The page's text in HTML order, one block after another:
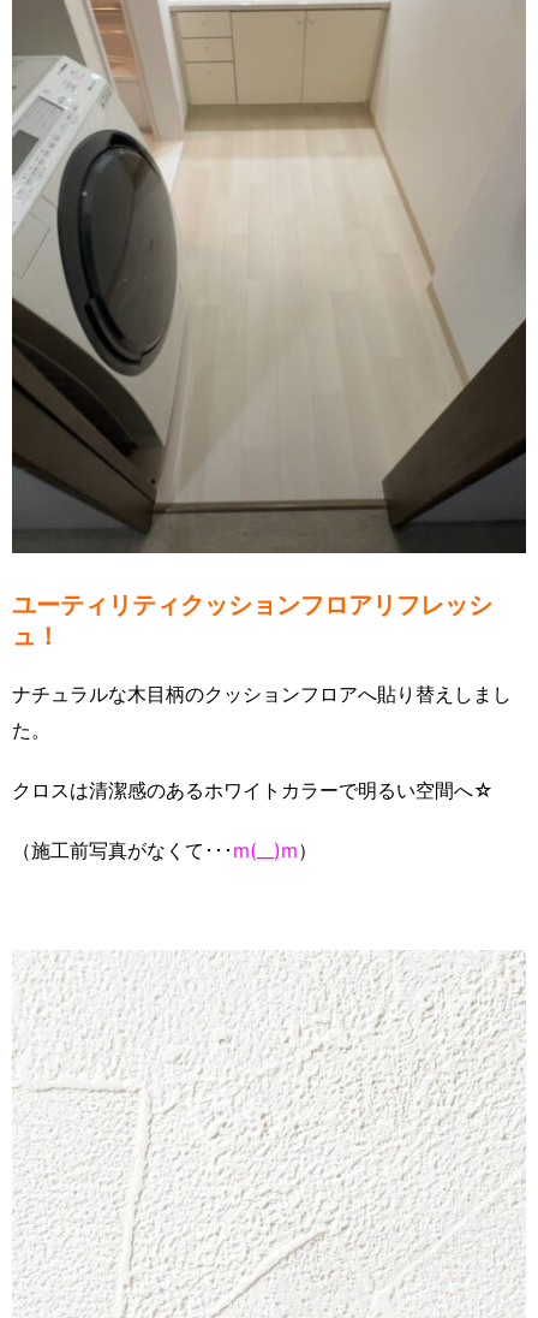
ユーティリティクッションフロアリフレッシ
ュ！
ナチュラルな木目柄のクッションフロアへ貼り替えしまし
た。
クロスは清潔感のあるホワイトカラーで明るい空間へ☆
（施工前写真がなくて･･･ m(__)m）